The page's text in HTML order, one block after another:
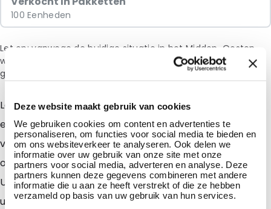
Deze website maakt gebruik van cookies
We gebruiken cookies om content en advertenties te
personaliseren, om functies voor social media te bieden en
om ons websiteverkeer te analyseren. Ook delen we
informatie over uw gebruik van onze site met onze
partners voor social media, adverteren en analyse. Deze
partners kunnen deze gegevens combineren met andere
informatie die u aan ze heeft verstrekt of die ze hebben
verzameld op basis van uw gebruik van hun services.
100 Eenheden
Let op: vanwege de huidige situatie in het Midden-Oosten
wordt bij het afrekenen een toeslag van 6% in rekening
gebracht.
Lamizip Kraft Paper Wit met venster Met zijn unieke
eigenschappen van een natuurlijke uitstraling en
venster is de witte papieren Stand-Up Pouch uniek in
ons assortiment. Doordat onze witte papieren Stand-
Up Pouches zijn uitgevoerd in een duurzame frisse
uitstraling en voorzien van een transparant venster